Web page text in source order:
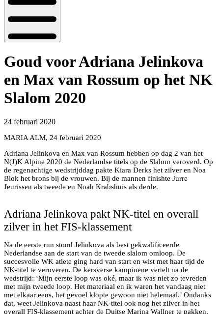
Goud voor Adriana Jelinkova
en Max van Rossum op het NK
Slalom 2020
24 februari 2020
MARIA ALM, 24 februari 2020
Adriana Jelinkova en Max van Rossum hebben op dag 2 van het
N(J)K Alpine 2020 de Nederlandse titels op de Slalom veroverd. Op
de regenachtige wedstrijddag pakte Kiara Derks het zilver en Noa
Blok het brons bij de vrouwen. Bij de mannen finishte Jurre
Jeurissen als tweede en Noah Krabshuis als derde.
Adriana Jelinkova pakt NK-titel en overall
zilver in het FIS-klassement
Na de eerste run stond Jelinkova als best gekwalificeerde
Nederlandse aan de start van de tweede slalom omloop. De
succesvolle WK atlete ging hard van start en wist met haar tijd de
NK-titel te veroveren. De kersverse kampioene vertelt na de
wedstrijd: ‘Mijn eerste loop was oké, maar ik was niet zo tevreden
met mijn tweede loop. Het materiaal en ik waren het vandaag niet
met elkaar eens, het gevoel klopte gewoon niet helemaal.’ Ondanks
dat, weet Jelinkova naast haar NK-titel ook nog het zilver in het
overall FIS-klassement achter de Duitse Marina Wallner te pakken.